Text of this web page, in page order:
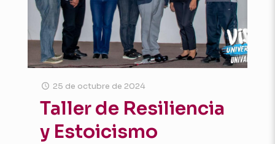
25 de octubre de 2024
Taller de Resiliencia
y Estoicismo